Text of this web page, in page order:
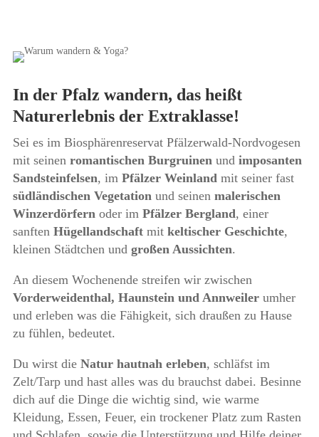
In der Pfalz wandern, das heißt
Naturerlebnis der Extraklasse!
Sei es im Biosphärenreservat Pfälzerwald-Nordvogesen
mit seinen romantischen Burgruinenund imposanten
Sandsteinfelsen, im Pfälzer Weinlandmit seiner fast
südländischen Vegetationund seinen malerischen
Winzerdörfernoder im Pfälzer Bergland, einer
sanften Hügellandschaftmit keltischer Geschichte,
kleinen Städtchen und großen Aussichten.
An diesem Wochenende streifen wir zwischen
Vorderweidenthal, Haunstein und Annweiler umher
und erleben was die Fähigkeit, sich draußen zu Hause
zu fühlen, bedeutet.
Du wirst die Natur hautnah erleben, schläfst im
Zelt/Tarp und hast alles was du brauchst dabei. Besinne
dich auf die Dinge die wichtig sind, wie warme
Kleidung, Essen, Feuer, ein trockener Platz zum Rasten